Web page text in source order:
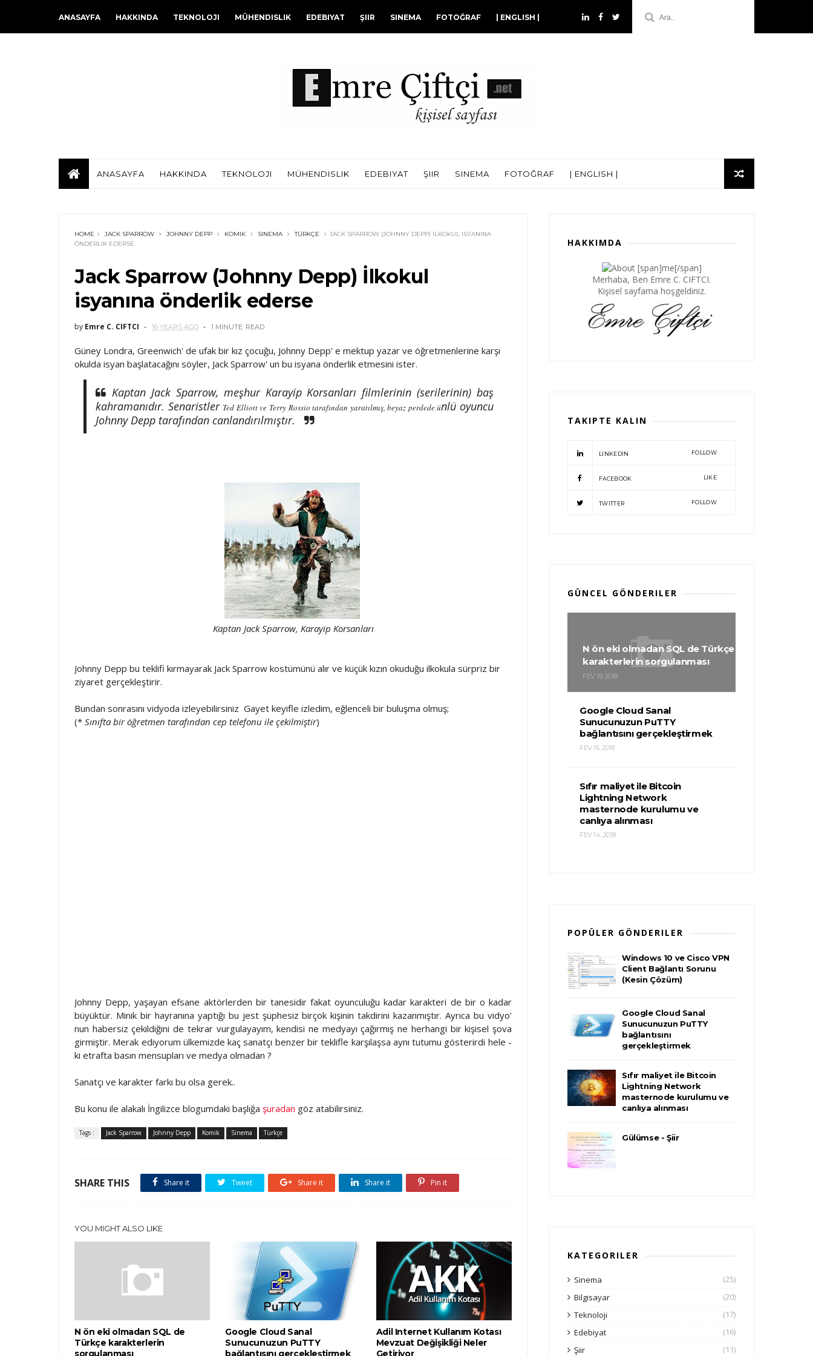
ANASAYFA HAKKINDA TEKNOLOJI MÜHENDISLIK EDEBIYAT ŞIIR SINEMA FOTOĞRAF | ENGLISH |
ANASAYFA HAKKINDA TEKNOLOJI MÜHENDISLIK EDEBIYAT ŞIIR SINEMA FOTOĞRAF | ENGLISH |
HOME JACK SPARROW JOHNNY DEPP KOMIK SINEMA TÜRKÇE
JACK SPARROW (JOHNNY DEPP) İLKOKUL ISYANINA
ÖNDERLIK EDERSE
Jack Sparrow (Johnny Depp) İlkokul
isyanına önderlik ederse
by Emre C. CIFTCI 16 YEARS AGO 1 MINUTE READ
Güney Londra, Greenwich' de ufak bir kız çocuğu, Johnny Depp' e mektup yazar ve öğretmenlerine karşı
okulda isyan başlatacağını söyler, Jack Sparrow' un bu isyana önderlik etmesini ister.
Kaptan Jack Sparrow, meşhur Karayip Korsanları filmlerinin (serilerinin) baş
kahramanıdır. Senaristler Ted Elliott ve Terry Rossio tarafından yaratılmış, beyaz perdede ünlü oyuncu
Johnny Depp tarafından canlandırılmıştır.
Kaptan Jack Sparrow, Karayip Korsanları
Johnny Depp bu teklifi kırmayarak Jack Sparrow kostümünü alır ve küçük kızın okuduğu ilkokula sürpriz bir
ziyaret gerçekleştirir.
Bundan sonrasını vidyoda izleyebilirsiniz Gayet keyifle izledim, eğlenceli bir buluşma olmuş;
(* Sınıfta bir öğretmen tarafından cep telefonu ile çekilmiştir)
Johnny Depp, yaşayan efsane aktörlerden bir tanesidir fakat oyunculuğu kadar karakteri de bir o kadar
büyüktür. Minik bir hayranına yaptığı bu jest şüphesiz birçok kişinin takdirini kazanmıştır. Ayrıca bu vidyo'
nun habersiz çekildiğini de tekrar vurgulayayım, kendisi ne medyayı çağırmış ne herhangi bir kişisel şova
girmiştir. Merak ediyorum ülkemizde kaç sanatçı benzer bir teklifle karşılaşsa aynı tutumu gösterirdi hele -
ki etrafta basın mensupları ve medya olmadan ?
Sanatçı ve karakter farkı bu olsa gerek..
Bu konu ile alakalı İngilizce blogumdaki başlığa şuradan göz atabilirsiniz.
Tags : Jack Sparrow Johnny Depp Komik Sinema Türkçe
SHARE THIS Share it Tweet Share it Share it Pin it
YOU MIGHT ALSO LIKE
N ön eki olmadan SQL de
Türkçe karakterlerin
sorgulanması
Google Cloud Sanal
Sunucunuzun PuTTY
bağlantısını gerçekleştirmek
Adil Internet Kullanım Kotası
Mevzuat Değişikliği Neler
Getiriyor
HAKKIMDA
Merhaba, Ben Emre C. CIFTCI.
Kişisel sayfama hoşgeldiniz.
TAKIPTE KALIN
LINKEDIN FOLLOW
FACEBOOK LIKE
TWITTER FOLLOW
GÜNCEL GÖNDERILER
N ön eki olmadan SQL de Türkçe
karakterlerin sorgulanması
FEV 19, 2018
Google Cloud Sanal
Sunucunuzun PuTTY
bağlantısını gerçekleştirmek
FEV 15, 2018
Sıfır maliyet ile Bitcoin
Lightning Network
masternode kurulumu ve
canlıya alınması
FEV 14, 2018
POPÜLER GÖNDERILER
Windows 10 ve Cisco VPN
Client Bağlantı Sorunu
(Kesin Çözüm)
Google Cloud Sanal
Sunucunuzun PuTTY
bağlantısını
gerçekleştirmek
Sıfır maliyet ile Bitcoin
Lightning Network
masternode kurulumu ve
canlıya alınması
Gülümse - Şiir
KATEGORILER
Sinema
(25)
Bilgisayar
(20)
Teknoloji
(17)
Edebiyat
(16)
Şiir
(11)